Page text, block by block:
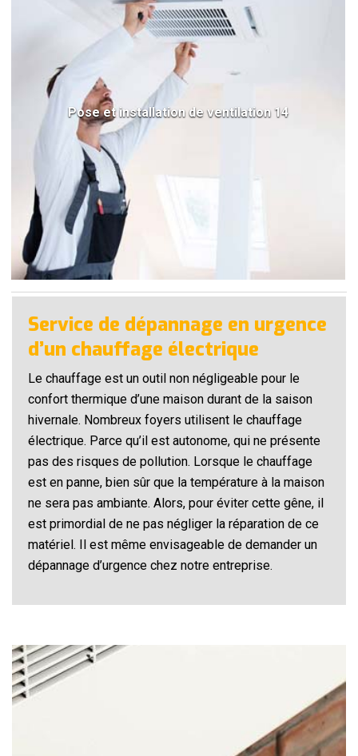
Pose et installation de ventilation 14
Service de dépannage en urgence
d’un chauffage électrique
Le chauffage est un outil non négligeable pour le
confort thermique d’une maison durant de la saison
hivernale. Nombreux foyers utilisent le chauffage
électrique. Parce qu’il est autonome, qui ne présente
pas des risques de pollution. Lorsque le chauffage
est en panne, bien sûr que la température à la maison
ne sera pas ambiante. Alors, pour éviter cette gêne, il
est primordial de ne pas négliger la réparation de ce
matériel. Il est même envisageable de demander un
dépannage d’urgence chez notre entreprise.